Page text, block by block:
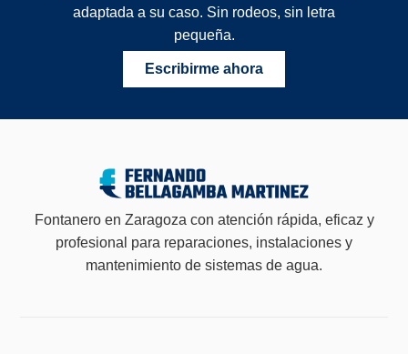
adaptada a su caso. Sin rodeos, sin letra
pequeña.
Escribirme ahora
Fontanero en Zaragoza con atención rápida, eficaz y
profesional para reparaciones, instalaciones y
mantenimiento de sistemas de agua.